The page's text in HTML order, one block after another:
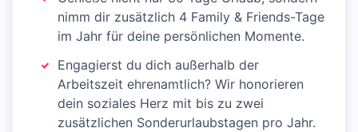
nimm dir zusätzlich 4 Family & Friends-Tage
im Jahr für deine persönlichen Momente.
Engagierst du dich außerhalb der
Arbeitszeit ehrenamtlich? Wir honorieren
dein soziales Herz mit bis zu zwei
zusätzlichen Sonderurlaubstagen pro Jahr.